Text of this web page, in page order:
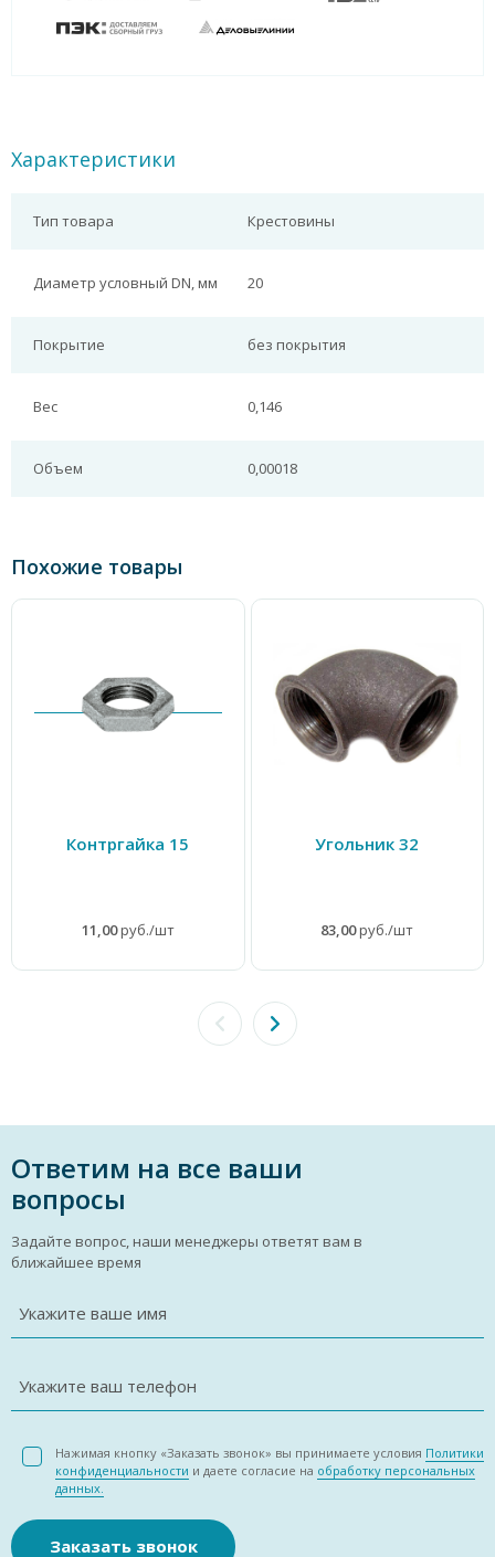
Характеристики
Тип товара Крестовины
Диаметр условный DN, мм 20
Покрытие без покрытия
Вес 0,146
Объем 0,00018
Похожие товары
Контргайка 15
11,00руб./шт
Угольник 32
83,00руб./шт
Ответим на все ваши
вопросы
Задайте вопрос, наши менеджеры ответят вам в
ближайшее время
Укажите ваше имя
Укажите ваш телефон
Нажимая кнопку «Заказать звонок» вы принимаете условия Политики
конфиденциальности и даете согласие на обработку персональных
данных.
Заказать звонок